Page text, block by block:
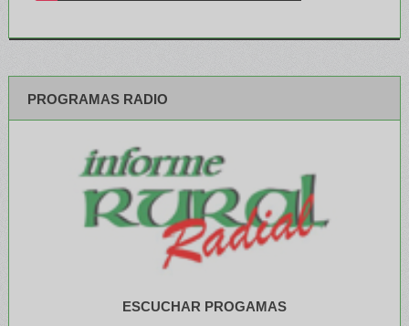
PROGRAMAS RADIO
ESCUCHAR PROGAMAS